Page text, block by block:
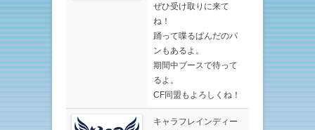
ぜひ受け取りに来て
ね！
踊って喋るぱんだのパ
ンもあるよ。
期間中ブースで待って
るよ。
CF同盟もよろしくね！
キャラフレインディー